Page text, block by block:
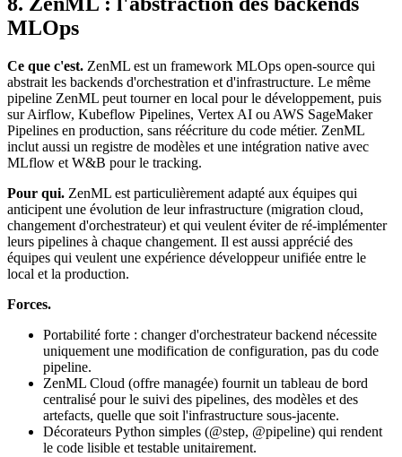
MLOps
Ce que c'est. ZenML est un framework MLOps open-source qui
abstrait les backends d'orchestration et d'infrastructure. Le même
pipeline ZenML peut tourner en local pour le développement, puis
sur Airflow, Kubeflow Pipelines, Vertex AI ou AWS SageMaker
Pipelines en production, sans réécriture du code métier. ZenML
inclut aussi un registre de modèles et une intégration native avec
MLflow et W&B pour le tracking.
Pour qui. ZenML est particulièrement adapté aux équipes qui
anticipent une évolution de leur infrastructure (migration cloud,
changement d'orchestrateur) et qui veulent éviter de ré-implémenter
leurs pipelines à chaque changement. Il est aussi apprécié des
équipes qui veulent une expérience développeur unifiée entre le
local et la production.
Forces.
Portabilité forte : changer d'orchestrateur backend nécessite
uniquement une modification de configuration, pas du code
pipeline.
ZenML Cloud (offre managée) fournit un tableau de bord
centralisé pour le suivi des pipelines, des modèles et des
artefacts, quelle que soit l'infrastructure sous-jacente.
Décorateurs Python simples (@step, @pipeline) qui rendent
le code lisible et testable unitairement.